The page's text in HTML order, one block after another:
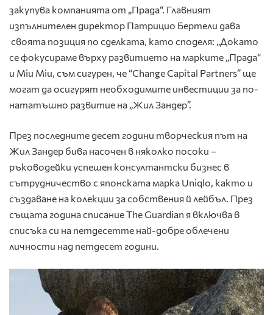
закупува компанията от „Прада“. Главният
изпълнителен директор Патрицио Бертели дава
своята позиция по сделката, като споделя: „Докато
се фокусираме върху развитието на марките „Прада“
и Miu Miu, съм сигурен, че “Change Capital Partners” ще
могат да осигурят необходимите инвестиции за по-
нататъшно развитие на „Жил Зандер”.
През последните десет години творческия път на
Жил Зандер бива насочен в няколко посоки –
ръководейки успешен консултантски бизнес в
сътрудничество с японската марка Uniqlo, както и
създаване на колекции за собствения й лейбъл. През
същата година списание The Guardian я включва в
списъка си на петдесетте най-добре облечени
личности над петдесет години.